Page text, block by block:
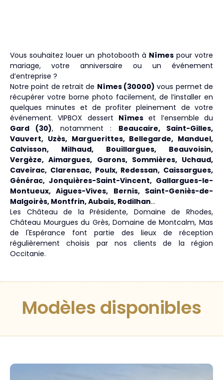
Vous souhaitez louer un photobooth à Nîmespour votre
mariage, votre anniversaire ou un événement
d’entreprise ?
Notre point de retrait de Nîmes (30000) vous permet de
récupérer votre borne photo facilement, de l’installer en
quelques minutes et de profiter pleinement de votre
événement. VIPBOX dessert Nîmes et l’ensemble du
Gard (30), notamment : Beaucaire, Saint-Gilles,
Vauvert, Uzès, Marguerittes, Bellegarde, Manduel,
Calvisson, Milhaud, Bouillargues, Beauvoisin,
Vergèze, Aimargues, Garons, Sommières, Uchaud,
Caveirac, Clarensac, Poulx, Redessan, Caissargues,
Générac, Jonquières-Saint-Vincent, Gallargues-le-
Montueux, Aigues-Vives, Bernis, Saint-Geniès-de-
Malgoirès, Montfrin, Aubais, Rodilhan…
Les Château de la Présidente, Domaine de Rhodes,
Château Mourgues du Grès, Domaine de Montcalm, Mas
de l'Espérance font partie des lieux de réception
régulièrement choisis par nos clients de la région
Occitanie.
Modèles disponibles